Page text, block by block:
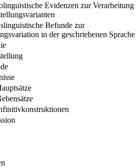
Evidenzen zur Verarbeitung
Befunde zur
in der geschriebenen Sprache